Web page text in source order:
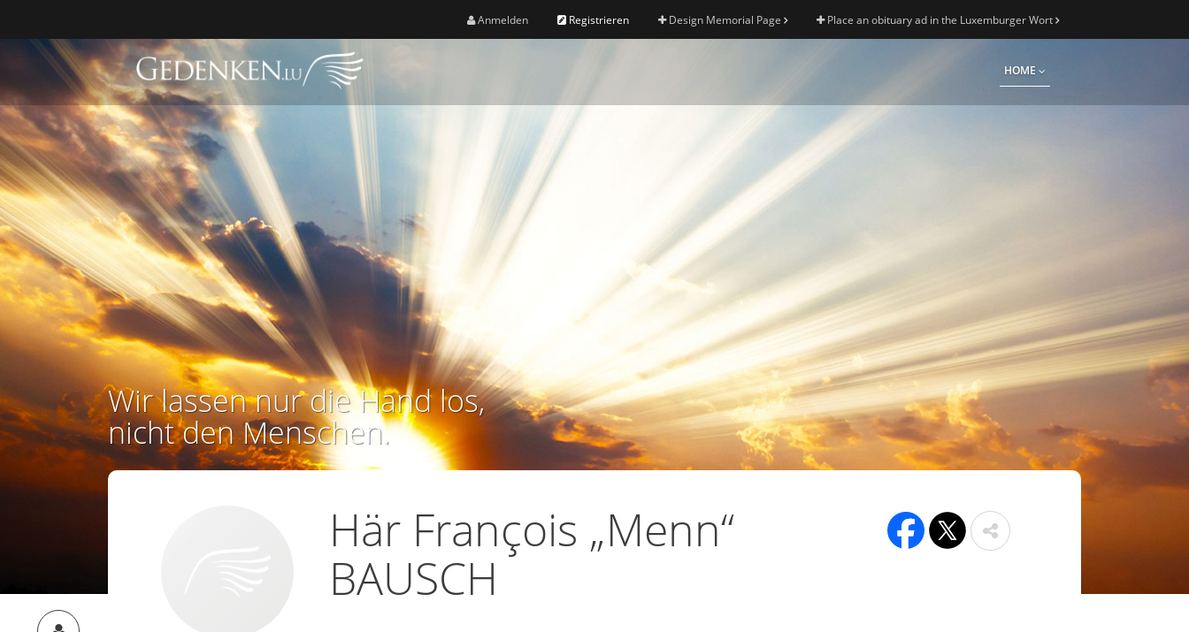
Anmelden Registrieren Design Memorial Page Place an obituary ad in the Luxemburger Wort
HOME
Wir lassen nur die Hand los,
nicht den Menschen.
Här François „Menn“
BAUSCH